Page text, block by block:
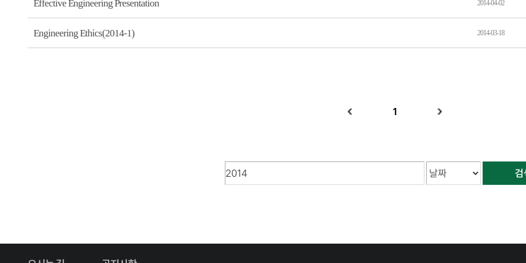
Effective Engineering Presentation 2014-04-02
Engineering Ethics(2014-1) 2014-03-18
1
검